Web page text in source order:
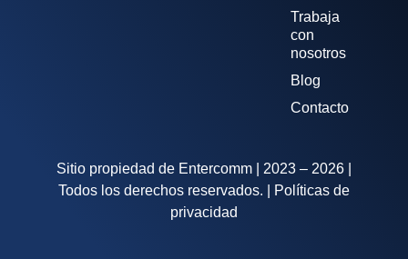
Trabaja
con
nosotros
Blog
Contacto
Sitio propiedad de Entercomm | 2023 – 2026 |
Todos los derechos reservados. | Políticas de
privacidad